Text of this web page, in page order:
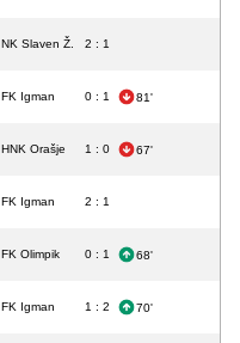
NK Slaven Ž. 2 : 1
FK Igman 0 : 1 81'
HNK Orašje 1 : 0 67'
FK Igman 2 : 1
FK Olimpik 0 : 1 68'
FK Igman 1 : 2 70'